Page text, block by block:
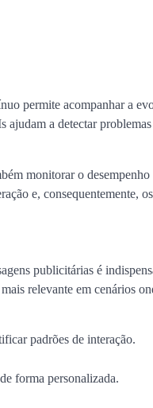
permite acompanhar a
a detectar
monitorar o
e, consequentemente,
publicitárias é
relevante em cenários
padrões de interação.
forma personalizada.